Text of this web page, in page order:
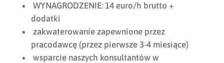
WYNAGRODZENIE: 14 euro/h brutto +
dodatki
zakwaterowanie zapewnione przez
pracodawcę (przez pierwsze 3-4 miesiące)
wsparcie naszych konsultantów w